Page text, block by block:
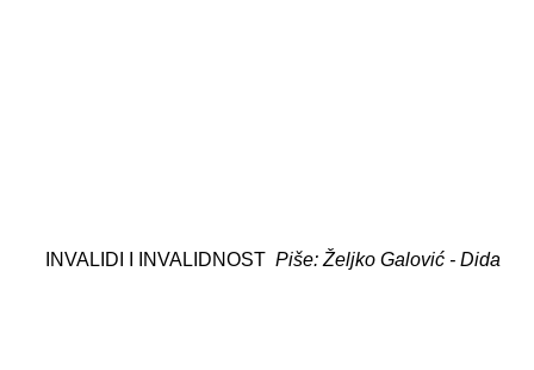
INVALIDI I INVALIDNOST Piše: Željko Galović - Dida